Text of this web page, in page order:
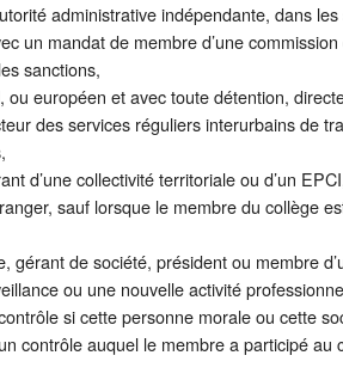
administrative indépendante, dans les
un mandat de membre d’une
sanctions,
européen et avec toute détention,
des services réguliers interurbains de
d’une collectivité territoriale ou d’un
sauf lorsque le membre du collège
gérant de société, président ou membre
ou une nouvelle activité
si cette personne morale ou cette
contrôle auquel le membre a participé au